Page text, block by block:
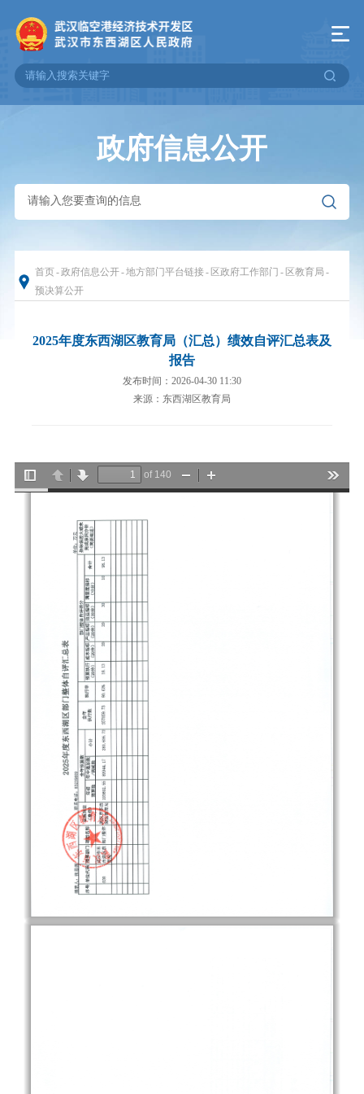
政府信息公开
首页-政府信息公开-地方部门平台链接- 区政府工作部门 - 区教育局 -
预决算公开
2025年度东西湖区教育局（汇总）绩效自评汇总表及
报告
发布时间：2026-04-30 11:30
来源：东西湖区教育局